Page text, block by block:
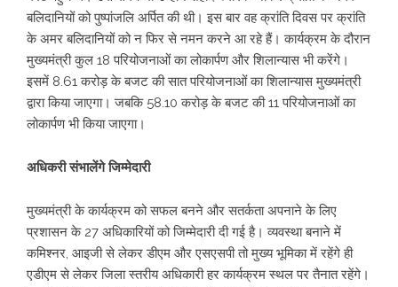
बलिदानियों को पुष्पांजलि अर्पित की थी। इस बार वह क्रांति दिवस पर क्रांति
के अमर बलिदानियों को न फिर से नमन करने आ रहे हैं। कार्यक्रम के दौरान
मुख्यमंत्री कुल 18 परियोजनाओं का लोकार्पण और शिलान्यास भी करेंगे।
इसमें 8.61 करोड़ के बजट की सात परियोजनाओं का शिलान्यास मुख्यमंत्री
द्वारा किया जाएगा। जबकि 58.10 करोड़ के बजट की 11 परियोजनाओं का
लोकार्पण भी किया जाएगा।
अधिकरी संभालेंगे जिम्मेदारी
मुख्यमंत्री के कार्यक्रम को सफल बनने और सतर्कता अपनाने के लिए
प्रशासन के 27 अधिकारियों को जिम्मेदारी दी गई है। व्यवस्था बनाने में
कमिश्नर, आइजी से लेकर डीएम और एसएसपी तो मुख्य भूमिका में रहेंगे ही
एडीएम से लेकर जिला स्तरीय अधिकारी हर कार्यक्रम स्थल पर तैनात रहेंगे।